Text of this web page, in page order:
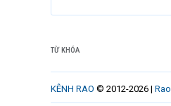
TỪ KHÓA
KÊNH RAO © 2012-2026 |